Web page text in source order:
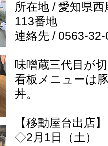
所在地 / 愛知県
113番地
連絡先 / 0563-
味噌蔵三代目が
看板メニューは
丼。
【移動屋台出店】
◇2月1日（土